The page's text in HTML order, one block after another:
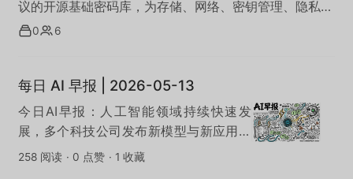
议的开源基础密码库，为存储、网络、密钥管理、隐私计
算等诸多业务场景提供底层的密码学基础能力，实现数据
Organization中存放的是铜锁密码库和其关联项目的代码
仓库。
0 6
每日 AI 早报 | 2026-05-13
今日AI早报：人工智能领域持续快速发
展，多个科技公司发布新模型与新应用，
AI在办公效率、内容创作与自动化领域的
258 阅读 · 0 点赞 · 1 收藏